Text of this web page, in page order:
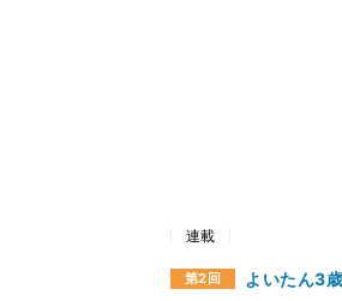
連載
第2回 よいたん3